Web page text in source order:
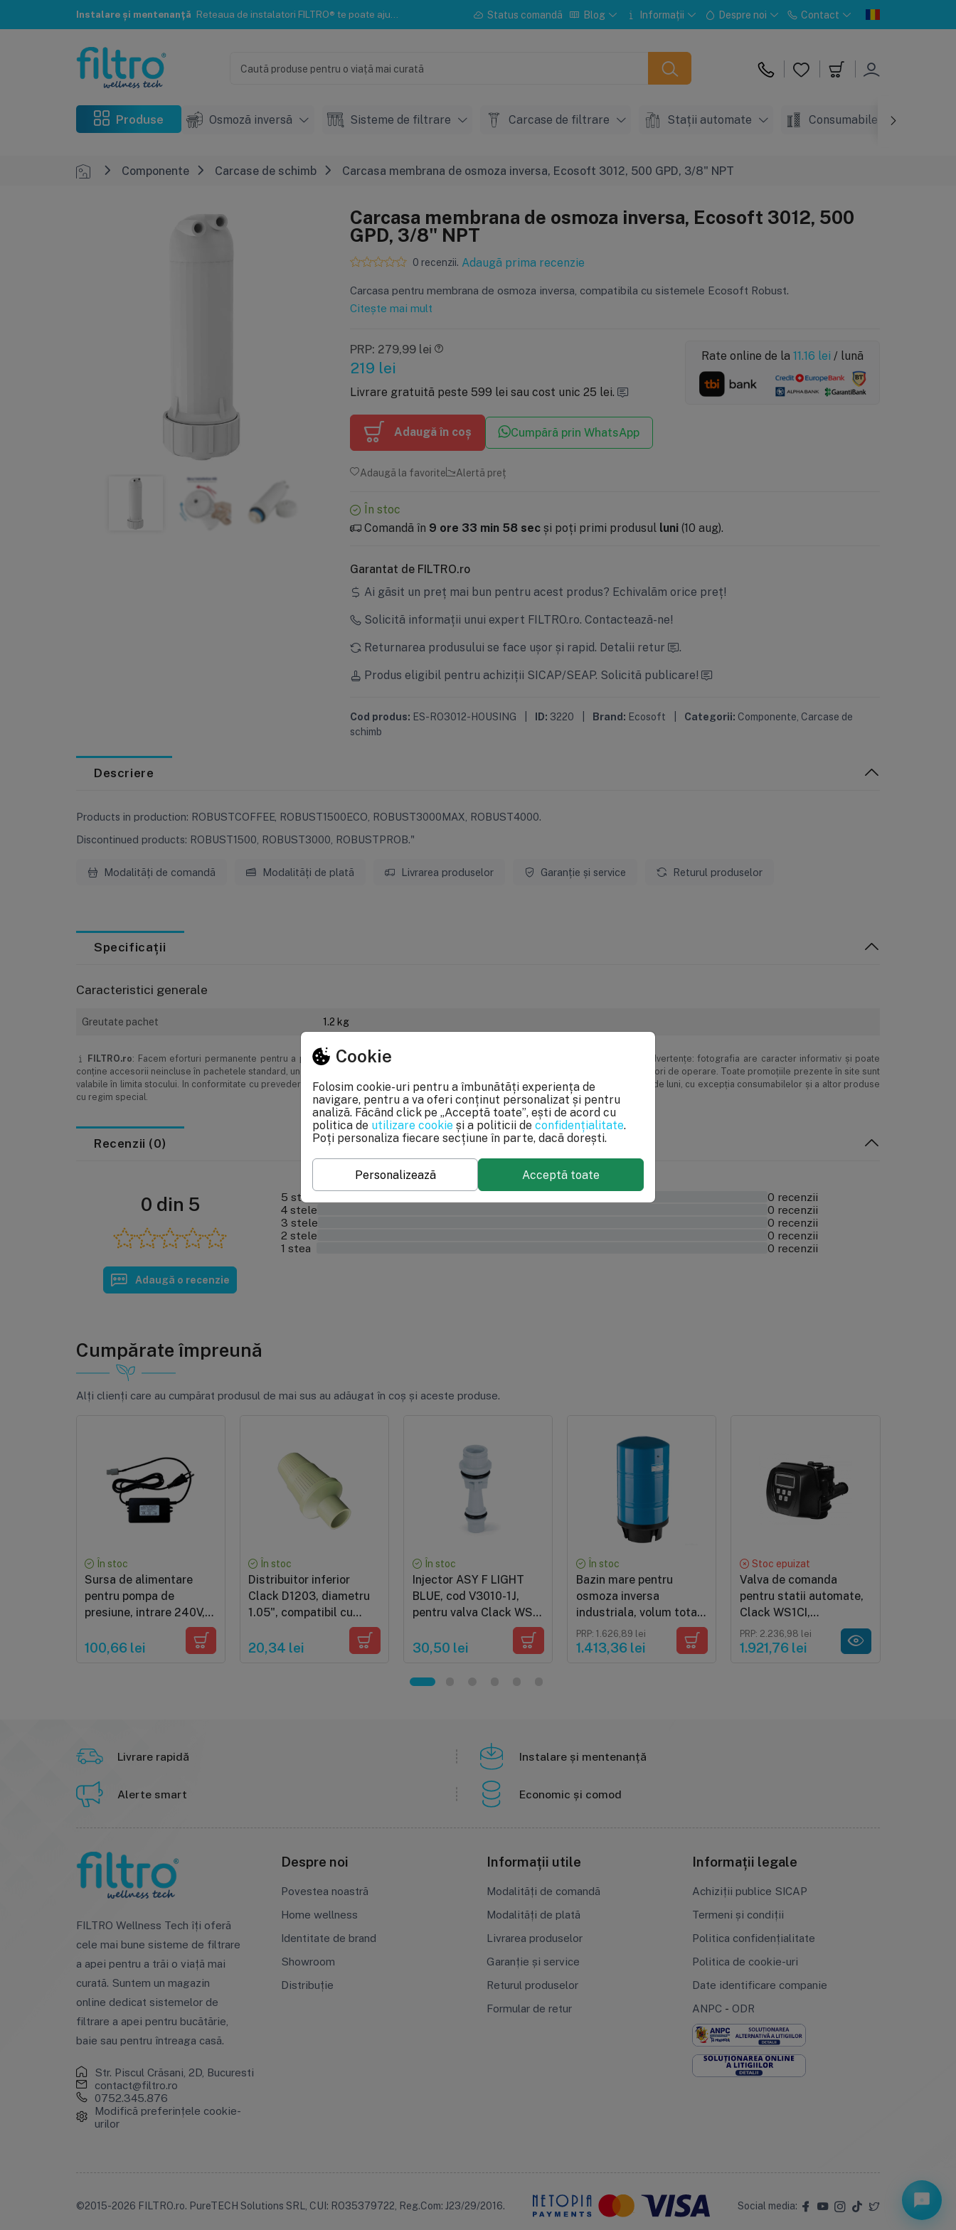
Instalare și mentenanță Reteaua de instalatori FILTRO® te poate ajuta cu instalarea sau mentenanța. Status comandă Blog Informații Despre noi Contact
Produse Osmoză inversă Sisteme de filtrare Carcase de filtrare Stații automate Consumabile
Componente Carcase de schimb Carcasa membrana de osmoza inversa, Ecosoft 3012, 500 GPD, 3/8" NPT
Carcasa membrana de osmoza inversa, Ecosoft 3012, 500
GPD, 3/8" NPT
0 recenzii. Adaugă prima recenzie
Carcasa pentru membrana de osmoza inversa, compatibila cu sistemele Ecosoft Robust.
Citește mai mult
PRP: 279,99 lei
219 lei
Livrare gratuită peste 599 lei sau cost unic 25 lei.
Adaugă în coș Cumpără prin WhatsApp
Rate online de la11.16 lei / lună
Adaugă la favorite Alertă preț
În stoc
Comandă în 9 ore 33 min 57 secși poți primi produsul luni(10 aug).
Garantat de FILTRO.ro
Ai găsit un preț mai bun pentru acest produs? Echivalăm orice preț!
Solicită informații unui expert FILTRO.ro. Contactează-ne!
Returnarea produsului se face ușor și rapid. Detalii retur
.
Produs eligibil pentru achiziții SICAP/SEAP. Solicită publicare!
Cod produs: ES-RO3012-HOUSING ID: 3220 Brand: Ecosoft Categorii: Componente Carcase de
schimb
Descriere
Products in production: ROBUSTCOFFEE, ROBUST1500ECO, ROBUST3000MAX, ROBUST4000.
Discontinued products: ROBUST1500, ROBUST3000, ROBUSTPROB."
Modalități de comandă Modalități de plată Livrarea produselor Garanție și service Returul produselor
Specificații
Caracteristici generale
Greutate pachet 1.2 kg
FILTRO.ro: Facem eforturi permanente pentru a păstra acurateţea informaţiilor din acestă pagină. Rareori acestea pot conţine inadvertenţe: fotografia are caracter informativ şi poate
conţine accesorii neincluse în pachetele standard, unele specificaţii pot fi modificate de catre producător fără preaviz sau pot conţine erori de operare. Toate promoţiile prezente în site sunt
valabile în limita stocului. In conformitate cu prevederile OUG 140/2021, produsele beneficiaza de garantie legala de conformitate de 24 de luni, cu excepția consumabilelor și a altor produse
cu regim special.
Recenzii (0)
0 din 5
Adaugă o recenzie
5 stele
0 recenzii
4 stele
0 recenzii
3 stele
0 recenzii
2 stele
0 recenzii
1 stea
0 recenzii
Cumpărate împreună
Alți clienți care au cumpărat produsul de mai sus au adăugat în coș și aceste produse.
În stoc
Sursa de alimentare
pentru pompa de
presiune, intrare 240V,
100,66 lei
În stoc
Distribuitor inferior
Clack D1203, diametru
1.05", compatibil cu
țeavă riser 3/4" pentru
tancuri rășină
20,34 lei
În stoc
Injector ASY F LIGHT
BLUE, cod V3010-1J,
pentru valva Clack WS1,
deschis
30,50 lei
În stoc
Bazin mare pentru
osmoza inversa
industriala, volum total
76 litri (20 galoane),
volum util 54 litri
PRP: 1.626,89 lei
1.413,36 lei
Stoc epuizat
Valva de comanda
pentru statii automate,
Clack WS1CI,
programare in functie
de volum sau timp
PRP: 2.236,98 lei
1.921,76 lei
Livrare rapidă Instalare și mentenanță
Alerte smart Economic și comod
FILTRO Wellness Tech îți oferă
cele mai bune sisteme de filtrare
a apei pentru a trăi o viață mai
curată. Suntem un magazin
online dedicat sistemelor de
filtrare a apei pentru bucătărie,
baie sau pentru întreaga casă.
Str. Piscul Crăsani, 2D, Bucuresti
contact@filtro.ro
0752.345.876
Modifică preferințele cookie-
urilor
Despre noi
Povestea noastră
Home wellness
Identitate de brand
Showroom
Distribuție
Informații utile
Modalități de comandă
Modalități de plată
Livrarea produselor
Garanție și service
Returul produselor
Formular de retur
Informații legale
Achiziții publice SICAP
Termeni și condiții
Politica confidențialitate
Politica de cookie-uri
Date identificare companie
ANPC - ODR
©2015-2026 FILTRO.ro. PureTECH Solutions SRL, CUI: RO35379722, Reg.Com: J23/29/2016. Social media:
Cookie
Folosim cookie-uri pentru a îmbunătăți experiența de
navigare, pentru a va oferi conținut personalizat și pentru
analiză. Făcând click pe „Acceptă toate”, ești de acord cu
politica de utilizare cookie și a politicii de confidențialitate.
Poți personaliza fiecare secțiune în parte, dacă dorești.
Personalizează Acceptă toate